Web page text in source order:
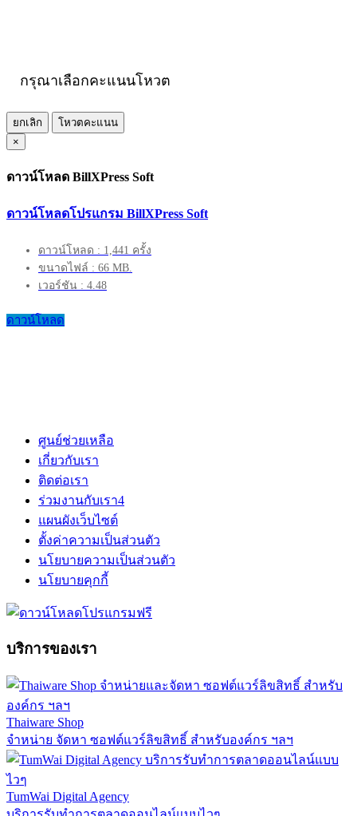
กรุณาเลือกคะแนนโหวต
ยกเลิก
โหวตคะแนน
×
ดาวน์โหลด BillXPress Soft
ดาวน์โหลดโปรแกรม BillXPress Soft
ดาวน์โหลด : 1,441 ครั้ง
ขนาดไฟล์ : 66 MB.
เวอร์ชัน : 4.48
ดาวน์โหลด
ศูนย์ช่วยเหลือ
เกี่ยวกับเรา
ติดต่อเรา
ร่วมงานกับเรา4
แผนผังเว็บไซต์
ตั้งค่าความเป็นส่วนตัว
นโยบายความเป็นส่วนตัว
นโยบายคุกกี้
บริการของเรา
Thaiware Shop
จำหน่าย จัดหา ซอฟต์แวร์ลิขสิทธิ์ สำหรับองค์กร ฯลฯ
TumWai Digital Agency